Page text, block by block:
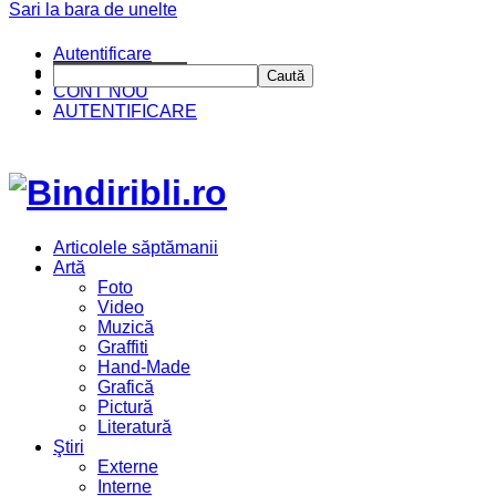
CINE SUNTEM?
CONT NOU
AUTENTIFICARE
Articolele săptămanii
Artă
Foto
Video
Muzică
Graffiti
Hand-Made
Grafică
Pictură
Literatură
Ştiri
Externe
Interne
Sari la bara de unelte
Autentificare
Caută